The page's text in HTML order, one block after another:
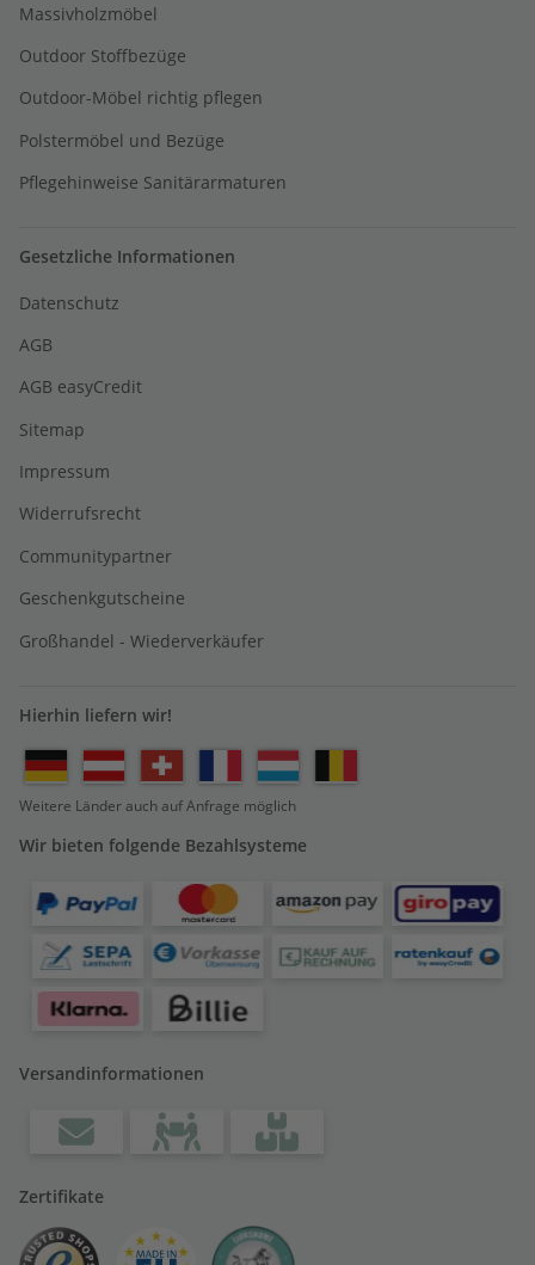
Massivholzmöbel
Outdoor Stoffbezüge
Outdoor-Möbel richtig pflegen
Polstermöbel und Bezüge
Pflegehinweise Sanitärarmaturen
Gesetzliche Informationen
Datenschutz
AGB
AGB easyCredit
Sitemap
Impressum
Widerrufsrecht
Communitypartner
Geschenkgutscheine
Großhandel - Wiederverkäufer
Hierhin liefern wir!
Weitere Länder auch auf Anfrage möglich
Wir bieten folgende Bezahlsysteme
Versandinformationen
Zertifikate